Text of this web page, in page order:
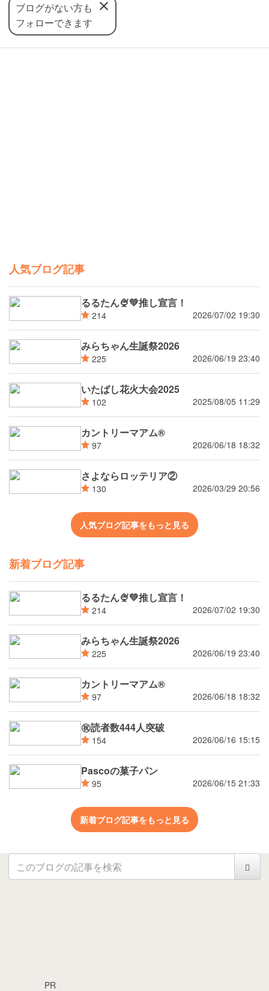
ブログがない方も
フォローできます
人気ブログ記事
るるたん🍨‪💚推し宣言！
214 2026/07/02 19:30
みらちゃん生誕祭2026
225 2026/06/19 23:40
いたばし花火大会2025
102 2025/08/05 11:29
カントリーマアム®
97 2026/06/18 18:32
さよならロッテリア②
130 2026/03/29 20:56
人気ブログ記事をもっと見る
新着ブログ記事
るるたん🍨‪💚推し宣言！
214 2026/07/02 19:30
みらちゃん生誕祭2026
225 2026/06/19 23:40
カントリーマアム®
97 2026/06/18 18:32
㊗読者数444人突破
154 2026/06/16 15:15
Pascoの菓子パン
95 2026/06/15 21:33
新着ブログ記事をもっと見る
PR